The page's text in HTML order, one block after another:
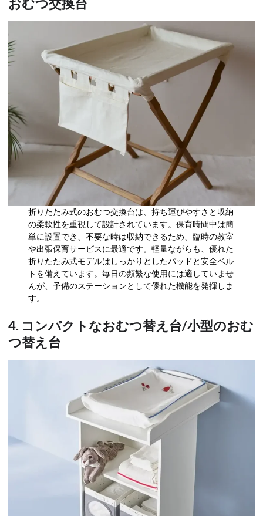
おむつ交換台
折りたたみ式のおむつ交換台は、持ち運びやすさと収納
の柔軟性を重視して設計されています。保育時間中は簡
単に設置でき、不要な時は収納できるため、臨時の教室
や出張保育サービスに最適です。軽量ながらも、優れた
折りたたみ式モデルはしっかりとしたパッドと安全ベル
トを備えています。毎日の頻繁な使用には適していませ
んが、予備のステーションとして優れた機能を発揮しま
す。
4. コンパクトなおむつ替え台/小型のおむ
つ替え台